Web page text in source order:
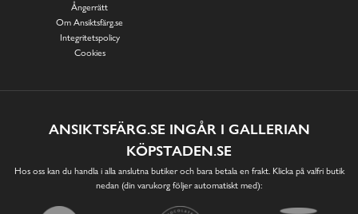
Ångerrätt
Om Ansiktsfärg.se
Integritetspolicy
Cookies
ANSIKTSFÄRG.SE INGÅR I GALLERIAN
KÖPSTADEN.SE
Hos oss kan du handla i alla anslutna butiker och bara betala en frakt. Klicka på valfri butik
nedan (din varukorg följer automatiskt med):